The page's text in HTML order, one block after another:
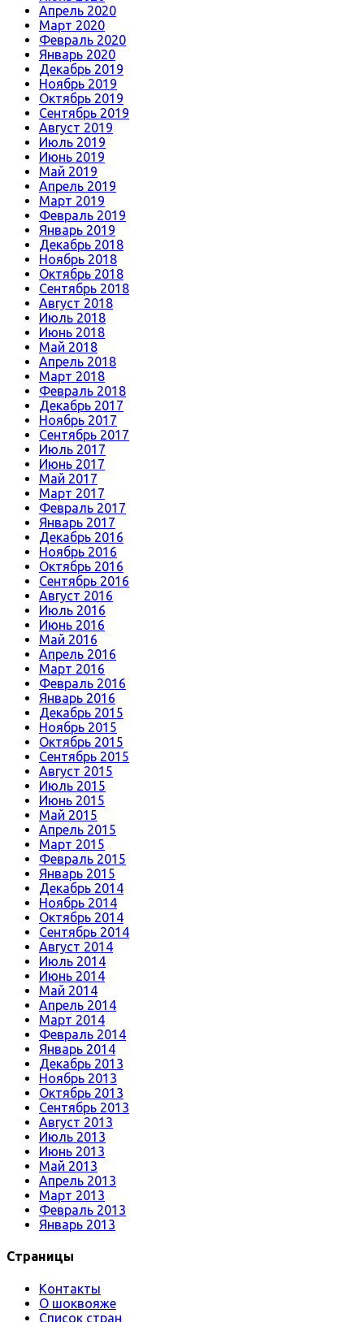
Апрель 2020
Март 2020
Февраль 2020
Январь 2020
Декабрь 2019
Ноябрь 2019
Октябрь 2019
Сентябрь 2019
Август 2019
Июль 2019
Июнь 2019
Май 2019
Апрель 2019
Март 2019
Февраль 2019
Январь 2019
Декабрь 2018
Ноябрь 2018
Октябрь 2018
Сентябрь 2018
Август 2018
Июль 2018
Июнь 2018
Май 2018
Апрель 2018
Март 2018
Февраль 2018
Декабрь 2017
Ноябрь 2017
Сентябрь 2017
Июль 2017
Июнь 2017
Май 2017
Март 2017
Февраль 2017
Январь 2017
Декабрь 2016
Ноябрь 2016
Октябрь 2016
Сентябрь 2016
Август 2016
Июль 2016
Июнь 2016
Май 2016
Апрель 2016
Март 2016
Февраль 2016
Январь 2016
Декабрь 2015
Ноябрь 2015
Октябрь 2015
Сентябрь 2015
Август 2015
Июль 2015
Июнь 2015
Май 2015
Апрель 2015
Март 2015
Февраль 2015
Январь 2015
Декабрь 2014
Ноябрь 2014
Октябрь 2014
Сентябрь 2014
Август 2014
Июль 2014
Июнь 2014
Май 2014
Апрель 2014
Март 2014
Февраль 2014
Январь 2014
Декабрь 2013
Ноябрь 2013
Октябрь 2013
Сентябрь 2013
Август 2013
Июль 2013
Июнь 2013
Май 2013
Апрель 2013
Март 2013
Февраль 2013
Январь 2013
Страницы
Контакты
О шоквояже
Список стран